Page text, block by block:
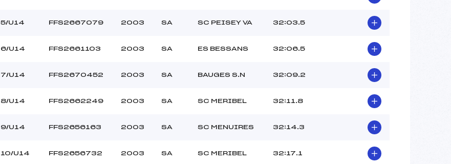
5/U14 FFS2667079 2003 SA SC PEISEY VA 32:03.5
6/U14 FFS2661103 2003 SA ES BESSANS 32:06.5
7/U14 FFS2670452 2003 SA BAUGES S.N 32:09.2
8/U14 FFS2662249 2003 SA SC MERIBEL 32:11.8
9/U14 FFS2656163 2003 SA SC MENUIRES 32:14.3
10/U14 FFS2656732 2003 SA SC MERIBEL 32:17.1